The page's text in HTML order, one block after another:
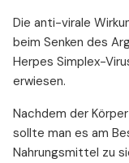
Die anti-virale
beim Senken des
Herpes Simplex-
erwiesen.
Nachdem der
sollte man es am
Nahrungsmittel zu